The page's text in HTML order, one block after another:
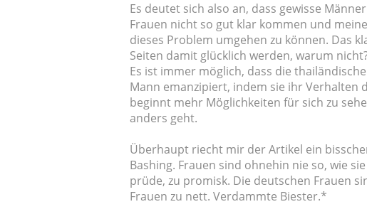
Es deutet sich also an, dass gewisse
Frauen nicht so gut klar kommen und
dieses Problem umgehen zu können. Das
Seiten damit glücklich werden, warum
Es ist immer möglich, dass die
Mann emanzipiert, indem sie ihr Verhalten
beginnt mehr Möglichkeiten für sich zu
anders geht.
Überhaupt riecht mir der Artikel ein
Bashing. Frauen sind ohnehin nie so, wie
prüde, zu promisk. Die deutschen Frauen
Frauen zu nett. Verdammte Biester.*